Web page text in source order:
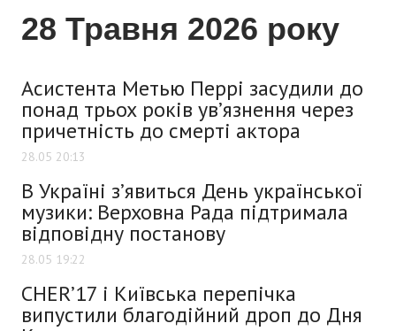
28 Травня 2026 року
Асистента Метью Перрі засудили до
понад трьох років ув’язнення через
причетність до смерті актора
28.05 20:13
В Україні з’явиться День української
музики: Верховна Рада підтримала
відповідну постанову
28.05 19:22
CHER’17 і Київська перепічка
випустили благодійний дроп до Дня